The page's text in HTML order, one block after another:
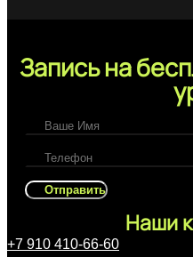
Запись на
Наши
+7 910 410-66-60